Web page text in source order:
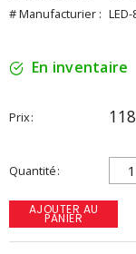
# Manufacturier :
En inventaire
Prix
Quantité
AJOUTER AU
PANIER